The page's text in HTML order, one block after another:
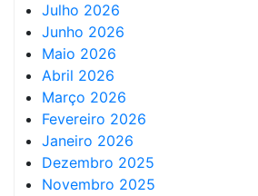
Julho 2026
Junho 2026
Maio 2026
Abril 2026
Março 2026
Fevereiro 2026
Janeiro 2026
Dezembro 2025
Novembro 2025